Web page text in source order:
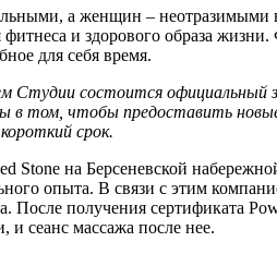
а женщин – неотразимыми
и здорового образа
для себя время.
Студии состоится официальный
в том, чтобы предоставить
срок.
Stone на Берсеневской
опыта. В связи с этим
После получения сертификата
и сеанс массажа после нее.